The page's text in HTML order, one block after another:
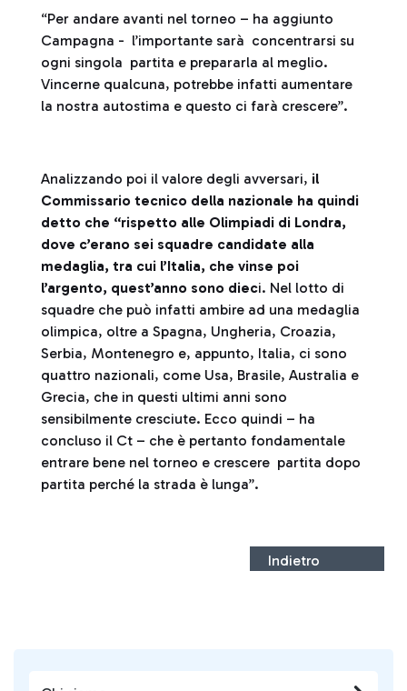
“Per andare avanti nel torneo – ha aggiunto
Campagna - l’importante sarà concentrarsi su
ogni singola partita e prepararla al meglio.
Vincerne qualcuna, potrebbe infatti aumentare
la nostra autostima e questo ci farà crescere”.
Analizzando poi il valore degli avversari, il
Commissario tecnico della nazionale ha quindi
detto che “rispetto alle Olimpiadi di Londra,
dove c’erano sei squadre candidate alla
medaglia, tra cui l’Italia, che vinse poi
l’argento, quest’anno sono dieci. Nel lotto di
squadre che può infatti ambire ad una medaglia
olimpica, oltre a Spagna, Ungheria, Croazia,
Serbia, Montenegro e, appunto, Italia, ci sono
quattro nazionali, come Usa, Brasile, Australia e
Grecia, che in questi ultimi anni sono
sensibilmente cresciute. Ecco quindi – ha
concluso il Ct – che è pertanto fondamentale
entrare bene nel torneo e crescere partita dopo
partita perché la strada è lunga”.
Indietro